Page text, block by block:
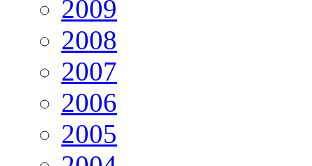
2009
2008
2007
2006
2005